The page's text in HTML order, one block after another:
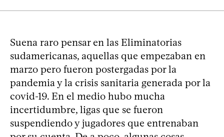
Suena raro pensar en las Eliminatorias
sudamericanas, aquellas que empezaban en
marzo pero fueron postergadas por la
pandemia y la crisis sanitaria generada por la
covid-19. En el medio hubo mucha
incertidumbre, ligas que se fueron
suspendiendo y jugadores que entrenaban